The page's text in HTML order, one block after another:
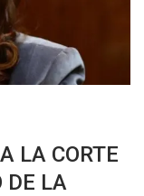
LA CORTE
DE LA